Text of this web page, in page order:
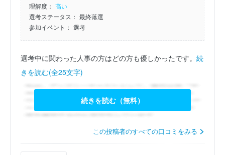
理解度： 高い
選考ステータス： 最終落選
参加イベント： 選考
選考中に関わった人事の方はどの方も優しかったです。 続
きを読む(全25文字)
続きを読む（無料）
この投稿者のすべての口コミをみる